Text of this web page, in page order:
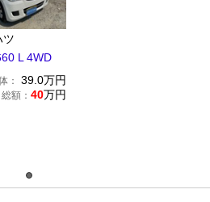
ツ
L 4WD
： 39.0万円
総額： 40万円